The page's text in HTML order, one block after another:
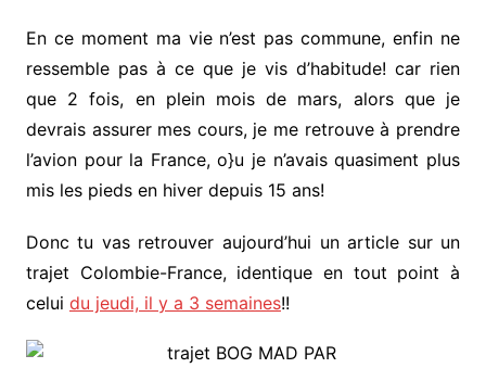
En ce moment ma vie n’est pas commune, enfin ne
ressemble pas à ce que je vis d’habitude! car rien
que 2 fois, en plein mois de mars, alors que je
devrais assurer mes cours, je me retrouve à prendre
l’avion pour la France, o}u je n’avais quasiment plus
mis les pieds en hiver depuis 15 ans!
Donc tu vas retrouver aujourd’hui un article sur un
trajet Colombie-France, identique en tout point à
celui du jeudi, il y a 3 semaines!!